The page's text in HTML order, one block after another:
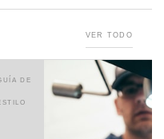
VER TODO
DE